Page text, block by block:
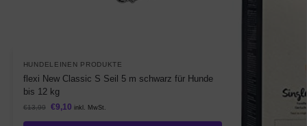
HUNDELEINEN PRODUKTE
flexi New Classic S Seil 5 m schwarz für Hunde
bis 12 kg
€13,99 €9,10 inkl. MwSt.